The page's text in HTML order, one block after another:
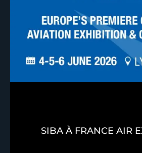
SIBA À FRANCE AIR